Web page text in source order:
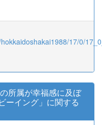
17/0/
所属が幸福感に及ぼ
ーイング」に関する